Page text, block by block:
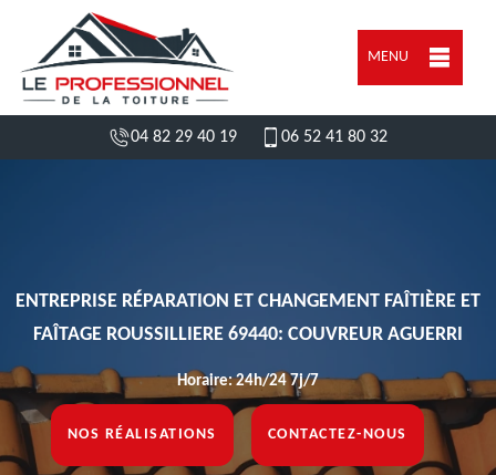
MENU
04 82 29 40 19 06 52 41 80 32
ENTREPRISE RÉPARATION ET CHANGEMENT FAÎTIÈRE ET
FAÎTAGE ROUSSILLIERE 69440: COUVREUR AGUERRI
Horaire: 24h/24 7j/7
NOS RÉALISATIONS CONTACTEZ-NOUS